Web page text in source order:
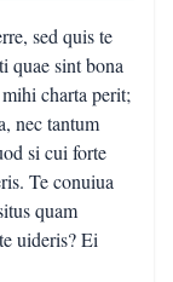
sed quis te
quae sint bona
charta perit;
nec tantum
si cui forte
Te conuiua
quam
uideris? Ei